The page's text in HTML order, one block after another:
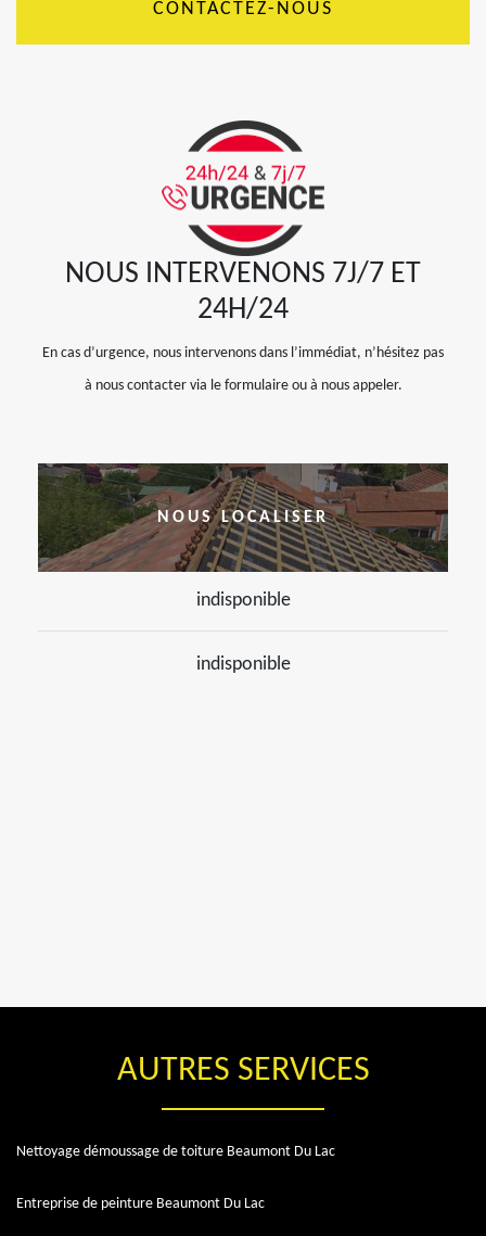
CONTACTEZ-NOUS
NOUS INTERVENONS 7J/7 ET
24H/24
En cas d’urgence, nous intervenons dans l’immédiat, n’hésitez pas
à nous contacter via le formulaire ou à nous appeler.
NOUS LOCALISER
indisponible
indisponible
AUTRES SERVICES
Nettoyage démoussage de toiture Beaumont Du Lac
Entreprise de peinture Beaumont Du Lac